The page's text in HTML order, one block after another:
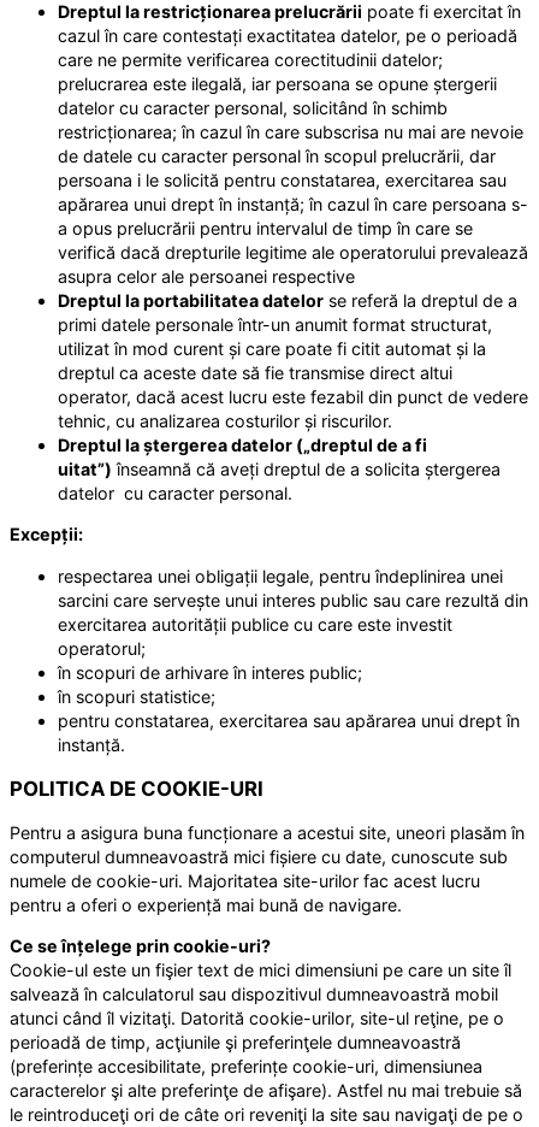
Dreptul la restricționarea prelucrării poate fi exercitat în
cazul în care contestați exactitatea datelor, pe o perioadă
care ne permite verificarea corectitudinii datelor;
prelucrarea este ilegală, iar persoana se opune ștergerii
datelor cu caracter personal, solicitând în schimb
restricționarea; în cazul în care subscrisa nu mai are nevoie
de datele cu caracter personal în scopul prelucrării, dar
persoana i le solicită pentru constatarea, exercitarea sau
apărarea unui drept în instanță; în cazul în care persoana s-
a opus prelucrării pentru intervalul de timp în care se
verifică dacă drepturile legitime ale operatorului prevalează
asupra celor ale persoanei respective
Dreptul la portabilitatea datelor se referă la dreptul de a
primi datele personale într-un anumit format structurat,
utilizat în mod curent și care poate fi citit automat și la
dreptul ca aceste date să fie transmise direct altui
operator, dacă acest lucru este fezabil din punct de vedere
tehnic, cu analizarea costurilor și riscurilor.
Dreptul la ștergerea datelor („dreptul de a fi
uitat”) înseamnă că aveți dreptul de a solicita ștergerea
datelor cu caracter personal.
Excepții:
respectarea unei obligații legale, pentru îndeplinirea unei
sarcini care servește unui interes public sau care rezultă din
exercitarea autorității publice cu care este investit
operatorul;
în scopuri de arhivare în interes public;
în scopuri statistice;
pentru constatarea, exercitarea sau apărarea unui drept în
instanță.
POLITICA DE COOKIE-URI
Pentru a asigura buna funcționare a acestui site, uneori plasăm în
computerul dumneavoastră mici fișiere cu date, cunoscute sub
numele de cookie-uri. Majoritatea site-urilor fac acest lucru
pentru a oferi o experiență mai bună de navigare.
Ce se înțelege prin cookie-uri?
Cookie-ul este un fişier text de mici dimensiuni pe care un site îl
salvează în calculatorul sau dispozitivul dumneavoastră mobil
atunci când îl vizitaţi. Datorită cookie-urilor, site-ul reţine, pe o
perioadă de timp, acţiunile şi preferinţele dumneavoastră
(preferințe accesibilitate, preferințe cookie-uri, dimensiunea
caracterelor şi alte preferinţe de afişare). Astfel nu mai trebuie să
le reintroduceţi ori de câte ori reveniţi la site sau navigaţi de pe o